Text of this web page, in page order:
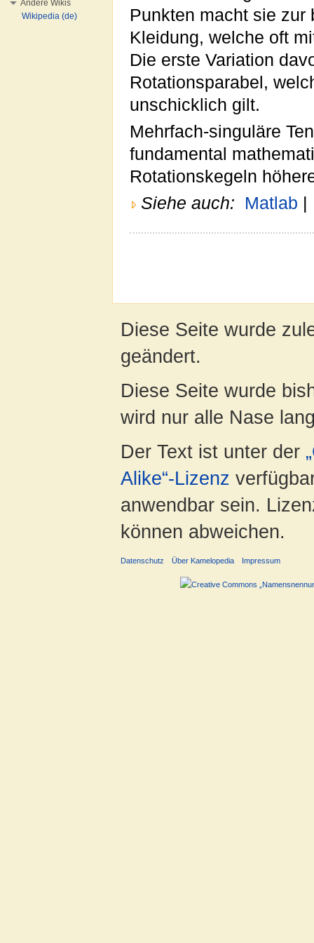
Punkten macht sie
Kleidung, welche oft
Die erste Variation
Rotationsparabel,
unschicklich gilt.
Mehrfach-singuläre
fundamental
Rotationskegeln
Siehe auch:
Matlab
Andere Wikis
Wikipedia (de)
Diese Seite wurde
geändert.
Diese Seite wurde
wird nur alle Nase
Der Text ist unter der
Alike“-Lizenz
anwendbar sein.
können abweichen.
Datenschutz Über Kamelopedia Impressum